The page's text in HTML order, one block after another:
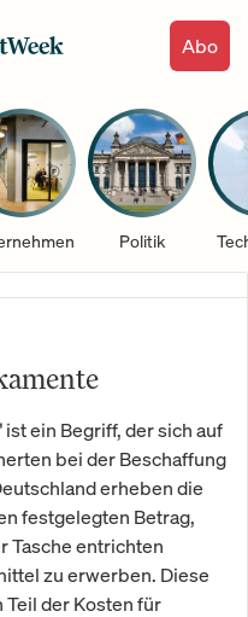
Abo
Politik
ein Begriff, der sich auf
bei der Beschaffung
erheben die
festgelegten Betrag,
Tasche entrichten
zu erwerben. Diese
der Kosten für